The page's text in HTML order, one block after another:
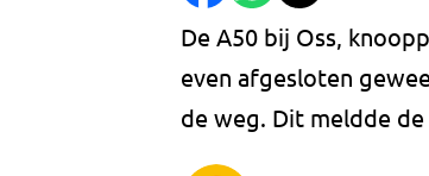
De A50 bij Oss,
even afgesloten
de weg. Dit meldde